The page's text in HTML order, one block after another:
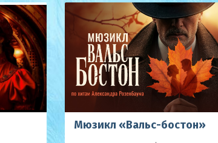
Мюзикл «Вальс-бостон»